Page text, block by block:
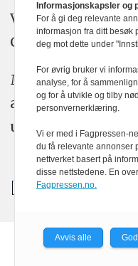
Vi bruker KI-
Claude, og
Medier24s
ansvar for
uten bruk av
Informasjonskapsler og
For å gi deg relevante
informasjon fra ditt besøk
deg mot dette under
For øvrig bruker vi
analyse, for å
og for å utvikle og tilby
personvernerklæring.
Vi er med i Fagpressen-
du få relevante annonser
nettverket basert på
disse nettstedene. En
Fagpressen.no.
Avvis alle